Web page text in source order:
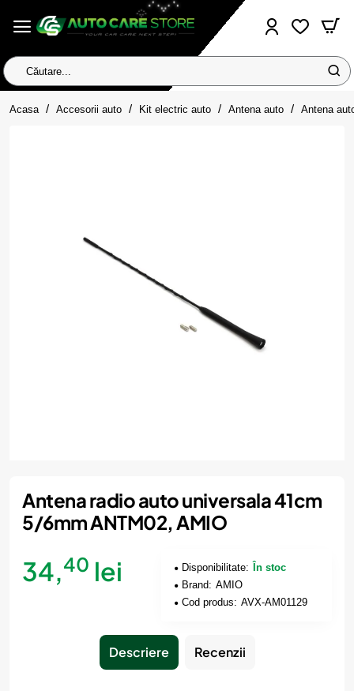
Căutare...
Acasa homeAccesorii auto Kit electric auto Antena auto Antena
Antena radio auto universala 41cm
5/6mm ANTM02, AMIO
34,40 lei Disponibilitate:
În stoc
Brand: AMIO
Cod produs: AVX-AM01129
Descriere Recenzii